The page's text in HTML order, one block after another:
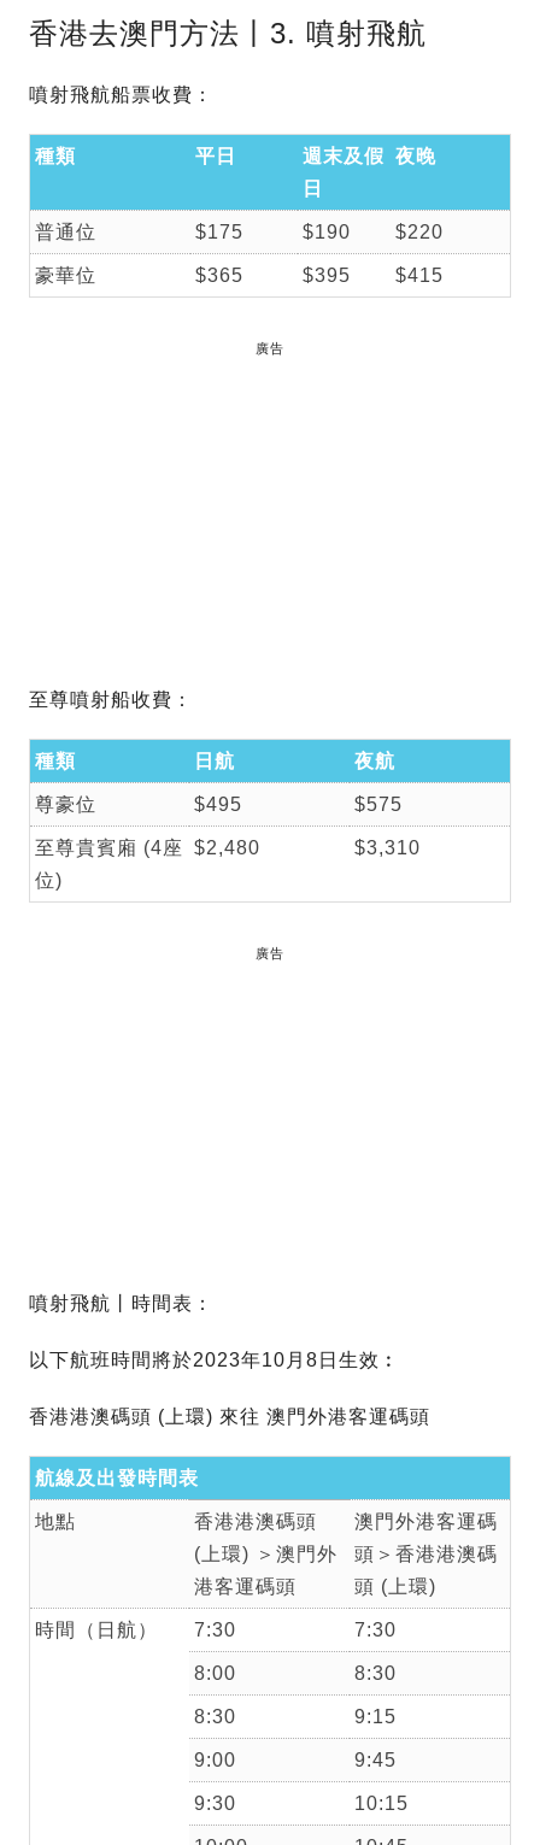
香港去澳門方法丨3. 噴射飛航
噴射飛航船票收費：
種類 平日
週末及假
日
夜晚
普通位 $175 $190 $220
豪華位 $365 $395 $415
廣告
至尊噴射船收費：
種類 日航 夜航
尊豪位 $495 $575
至尊貴賓廂 (4座
位)
$2,480 $3,310
廣告
噴射飛航丨時間表：
以下航班時間將於2023年10月8日生效︰
香港港澳碼頭 (上環) 來往 澳門外港客運碼頭
航線及出發時間表
地點
香港港澳碼頭
(上環) ＞澳門外
港客運碼頭
澳門外港客運碼
頭＞香港港澳碼
頭 (上環)
時間（日航） 7:30 7:30
8:00 8:30
8:30 9:15
9:00 9:45
9:30 10:15